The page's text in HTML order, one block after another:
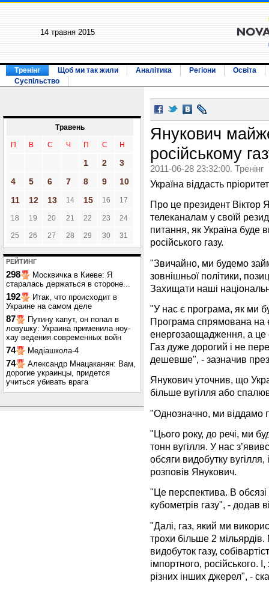
14 травня 2015
Тренінг Щоб ми так жили Аналітика Регіони
Освіта
Суспільство
Травень
П В С Ч П С Н
1 2
3
4
5 6 7 8 9
10
11
12 13 14 15 16 17
18 19 20 21 22 23 24
25 26 27 28 29 30 31
РЕЙТИНГ
298
Москвичка в Киеве: Я
старалась держаться в стороне...
192
Итак, что происходит в
Украине на самом деле
87
Путину капут, он попал в
ловушку: Украина применила ноу-
хау ведения современных войн
74 Медіашкола-4
74
Александр Мнацаканян: Вам,
дорогие украинцы, придется
учиться убивать врага
Янукович
російському
2011-06-28 23:32:00. Тренінг
Україна віддасть
Про це президент Віктор
телеканалам у своїй
питання, як Україна буде
російського газу.
"Звичайно, ми будемо
зовнішньої політики,
Захищати наші
"У нас є програма, як ми
Програма спрямована на
енергозаощадження, а це
Газ дуже дорогий і не
дешевше", - зазначив
Янукович уточнив, що
більше вугілля або
"Однозначно, ми віддамо
"Цього року, до речі, ми
тонн вугілля. У нас
обсяги видобутку
розповів Янукович.
"Це перспектива. В обсязі
кубометрів газу", - додав
"Далі, газ, який ми
трохи більше 2
видобуток газу,
імпортного, російського.
різних інших джерел", -